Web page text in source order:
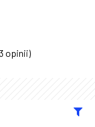
opinii)